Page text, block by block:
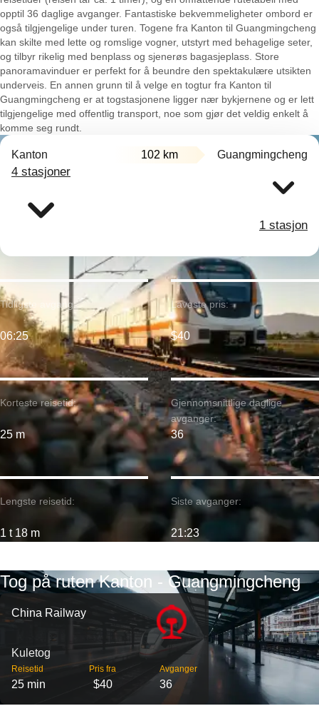
opptil 36 daglige avganger. Fantastiske bekvemmeligheter ombord er
også tilgjengelige under turen. Togene fra Kanton til Guangmingcheng
kan skilte med lette og romslige vogner, utstyrt med behagelige seter,
og tilbyr rikelig med benplass og sjenerøs bagasjeplass. Store
panoramavinduer er perfekt for å beundre den spektakulære utsikten
underveis. En annen grunn til å velge en togtur fra Kanton til
Guangmingcheng er at togstasjonene ligger nær bykjernene og er lett
tilgjengelige med offentlig transport, noe som gjør det veldig enkelt å
komme seg rundt.
Kanton 102 km Guangmingcheng
4 stasjoner
1 stasjon
Korteste reisetid:
25 m
Tidligste avgang:
06:25
Lengste reisetid:
1 t 18 m
Laveste pris:
$40
Gjennomsnittlige daglige
avganger:
36
Siste avganger:
21:23
Tog på ruten Kanton - Guangmingcheng
China Railway
Kuletog
Reisetid
25 min
Pris fra
$40
Avganger
36